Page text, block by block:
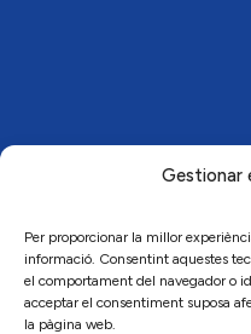
Gestionar
Per proporcionar la millor
informació. Consentint aquestes
el comportament del navegador o
acceptar el consentiment suposa
la pàgina web.